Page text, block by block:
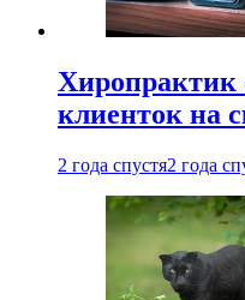
клиенток на
2 года спустя2 года